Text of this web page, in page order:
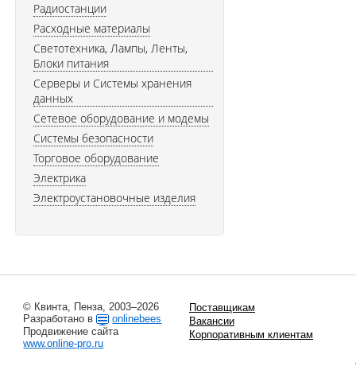
Радиостанции
Расходные материалы
Светотехника, Лампы, Ленты,
Блоки питания
Серверы и Системы хранения
данных
Сетевое оборудование и модемы
Системы безопасности
Торговое оборудование
Электрика
Электроустановочные изделия
© Квинта, Пенза, 2003–2026
Разработано в
onlinebees
Продвижение сайта
www.online-pro.ru
Поставщикам
Вакансии
Корпоративным клиентам